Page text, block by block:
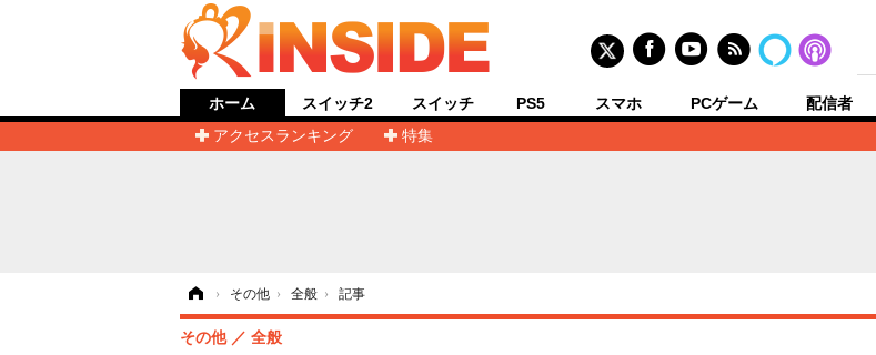
ホーム
アクセスランキング
特集
スイッチ2 スイッチ PS5 スマホ PCゲーム 配信者
› その他 › 全般 › 記事
その他 全般